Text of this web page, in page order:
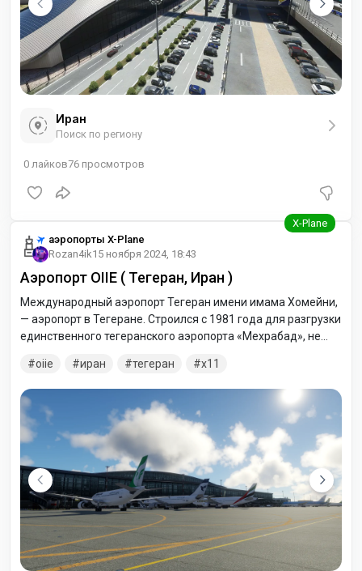
Иран
Поиск по региону
0 лайков76 просмотров
аэропорты X-Plane
Rozan4ik15 ноября 2024, 18:43
Аэропорт OIIE ( Тегеран, Иран )
Международный аэропорт Тегеран имени имама Хомейни,
— аэропорт в Тегеране. Строился с 1981 года для разгрузки
единственного тегеранского аэропорта «Мехрабад», не
в честь Рухоллы Мусави Хомейни.
oiie иран тегеран x11